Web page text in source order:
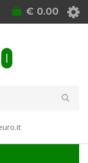
€ 0.00